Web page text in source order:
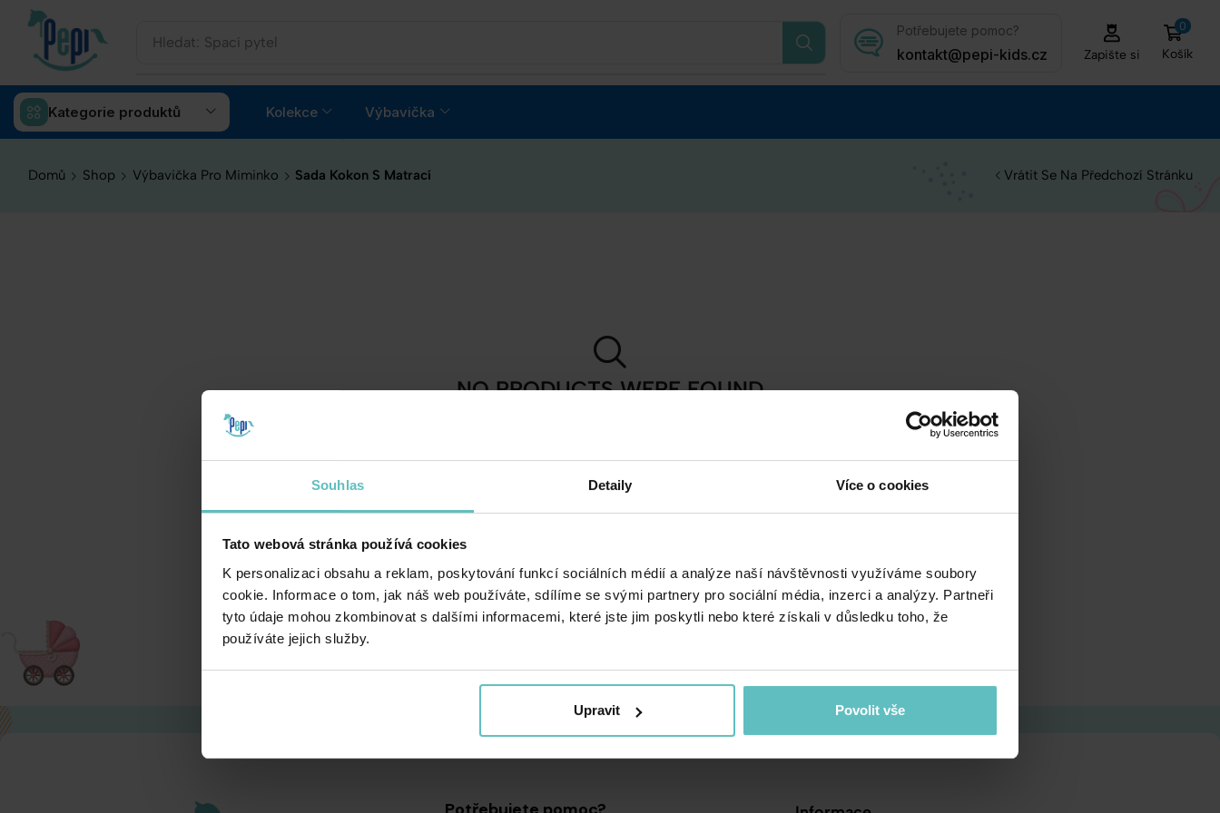
Souhlas Detaily Více o cookies
Tato webová stránka používá cookies
K personalizaci obsahu a reklam, poskytování funkcí sociálních médií a analýze naší návštěvnosti využíváme soubory
cookie. Informace o tom, jak náš web používáte, sdílíme se svými partnery pro sociální média, inzerci a analýzy. Partneři
tyto údaje mohou zkombinovat s dalšími informacemi, které jste jim poskytli nebo které získali v důsledku toho, že
používáte jejich služby.
Upravit Povolit vše
Hledat: Spací pytel
Potřebujete pomoc?
kontakt@pepi-kids.cz Zapište si
0
Košík
Kategorie produktů Kolekce Výbavička
Domů Shop Výbavička Pro Miminko Sada Kokon S Matrací Vrátit Se Na Předchozí Stránku
NO PRODUCTS WERE FOUND
Návrat Do Obchodu